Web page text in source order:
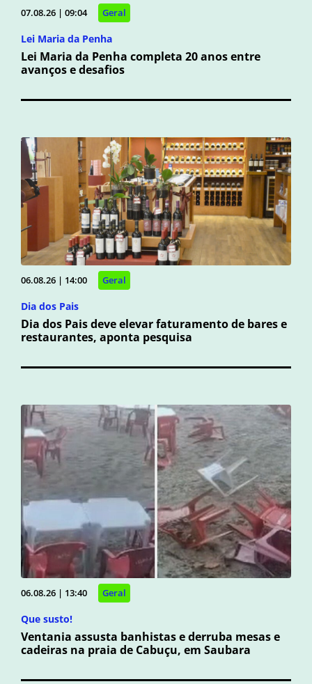
07.08.26 | 09:04 Geral
Lei Maria da Penha
Lei Maria da Penha completa 20 anos entre
avanços e desafios
06.08.26 | 14:00 Geral
Dia dos Pais
Dia dos Pais deve elevar faturamento de bares e
restaurantes, aponta pesquisa
06.08.26 | 13:40 Geral
Que susto!
Ventania assusta banhistas e derruba mesas e
cadeiras na praia de Cabuçu, em Saubara